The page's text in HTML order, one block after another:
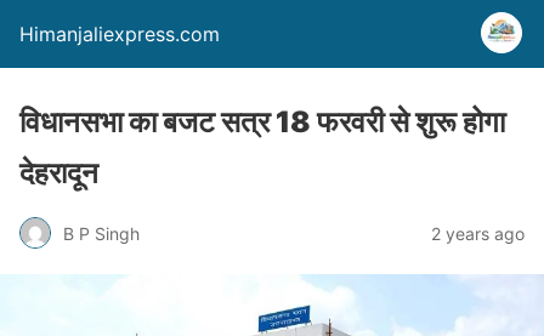
Himanjaliexpress.com
विधानसभा का बजट सत्र 18 फरवरी से शुरू होगा
देहरादून
B P Singh 2 years ago